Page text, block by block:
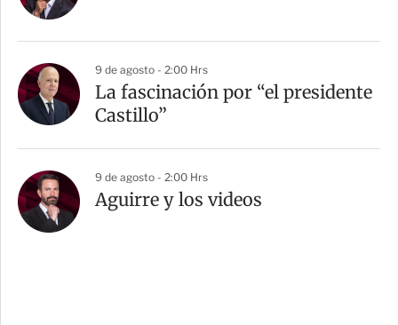
9 de agosto - 2:00 Hrs
La fascinación por “el presidente
Castillo”
9 de agosto - 2:00 Hrs
Aguirre y los videos